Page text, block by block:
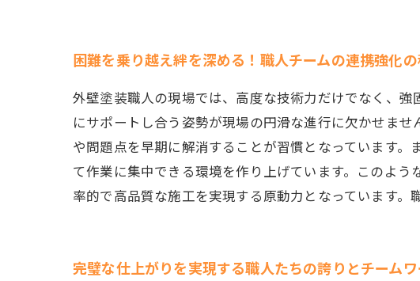
困難を乗り越え絆を深める！職人チームの連携強化
外壁塗装職人の現場では、高度な技術力だけでなく、
にサポートし合う姿勢が現場の円滑な進行に欠かせま
や問題点を早期に解消することが習慣となっています
て作業に集中できる環境を作り上げています。このよ
率的で高品質な施工を実現する原動力となっています。
完璧な仕上がりを実現する職人たちの誇りとチーム